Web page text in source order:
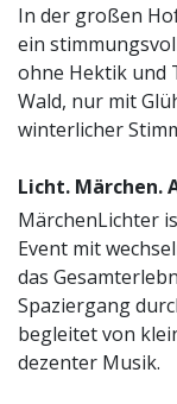
In der großen
ein
ohne Hektik und
Wald, nur mit
winterlicher
Licht. Märchen.
MärchenLichter
Event mit
das
Spaziergang
begleitet von
dezenter Musik.